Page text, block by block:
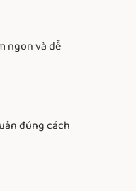
ngon và dễ
đúng cách